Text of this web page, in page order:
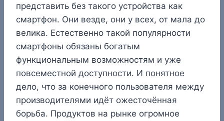
представить без такого устройства как
смартфон. Они везде, они у всех, от мала до
велика. Естественно такой популярности
смартфоны обязаны богатым
функциональным возможностям и уже
повсеместной доступности. И понятное
дело, что за конечного пользователя между
производителями идёт ожесточённая
борьба. Продуктов на рынке огромное